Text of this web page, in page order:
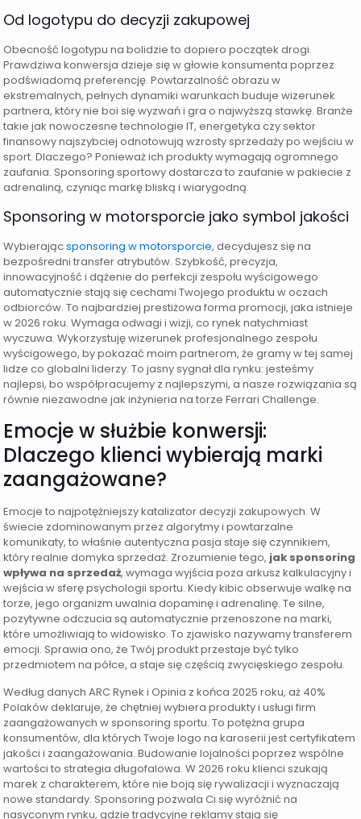
Od logotypu do decyzji zakupowej
Obecność logotypu na bolidzie to dopiero początek drogi.
Prawdziwa konwersja dzieje się w głowie konsumenta poprzez
podświadomą preferencję. Powtarzalność obrazu w
ekstremalnych, pełnych dynamiki warunkach buduje wizerunek
partnera, który nie boi się wyzwań i gra o najwyższą stawkę. Branże
takie jak nowoczesne technologie IT, energetyka czy sektor
finansowy najszybciej odnotowują wzrosty sprzedaży po wejściu w
sport. Dlaczego? Ponieważ ich produkty wymagają ogromnego
zaufania. Sponsoring sportowy dostarcza to zaufanie w pakiecie z
adrenaliną, czyniąc markę bliską i wiarygodną.
Sponsoring w motorsporcie jako symbol jakości
Wybierającsponsoring w motorsporcie, decydujesz się na
bezpośredni transfer atrybutów. Szybkość, precyzja,
innowacyjność i dążenie do perfekcji zespołu wyścigowego
automatycznie stają się cechami Twojego produktu w oczach
odbiorców. To najbardziej prestiżowa forma promocji, jaka istnieje
w 2026 roku. Wymaga odwagi i wizji, co rynek natychmiast
wyczuwa. Wykorzystuję wizerunek profesjonalnego zespołu
wyścigowego, by pokazać moim partnerom, że gramy w tej samej
lidze co globalni liderzy. To jasny sygnał dla rynku: jesteśmy
najlepsi, bo współpracujemy z najlepszymi, a nasze rozwiązania są
równie niezawodne jak inżynieria na torze Ferrari Challenge.
Emocje w służbie konwersji:
Dlaczego klienci wybierają marki
zaangażowane?
Emocje to najpotężniejszy katalizator decyzji zakupowych. W
świecie zdominowanym przez algorytmy i powtarzalne
komunikaty, to właśnie autentyczna pasja staje się czynnikiem,
który realnie domyka sprzedaż. Zrozumienie tego, jak sponsoring
wpływa na sprzedaż, wymaga wyjścia poza arkusz kalkulacyjny i
wejścia w sferę psychologii sportu. Kiedy kibic obserwuje walkę na
torze, jego organizm uwalnia dopaminę i adrenalinę. Te silne,
pozytywne odczucia są automatycznie przenoszone na marki,
które umożliwiają to widowisko. To zjawisko nazywamy transferem
emocji. Sprawia ono, że Twój produkt przestaje być tylko
przedmiotem na półce, a staje się częścią zwycięskiego zespołu.
Według danych ARC Rynek i Opinia z końca 2025 roku, aż 40%
Polaków deklaruje, że chętniej wybiera produkty i usługi firm
zaangażowanych w sponsoring sportu. To potężna grupa
konsumentów, dla których Twoje logo na karoserii jest certyfikatem
jakości i zaangażowania. Budowanie lojalności poprzez wspólne
wartości to strategia długofalowa. W 2026 roku klienci szukają
marek z charakterem, które nie boją się rywalizacji i wyznaczają
nowe standardy. Sponsoring pozwala Ci się wyróżnić na
nasyconym rynku, gdzie tradycyjne reklamy stają się